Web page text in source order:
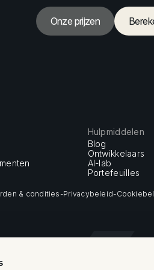
Onze prijzen
Onze prijzen
Hulpmiddelen
Blog
Ontwikkelaars
AI-lab
Portefeuilles
& condities -Privacybeleid-